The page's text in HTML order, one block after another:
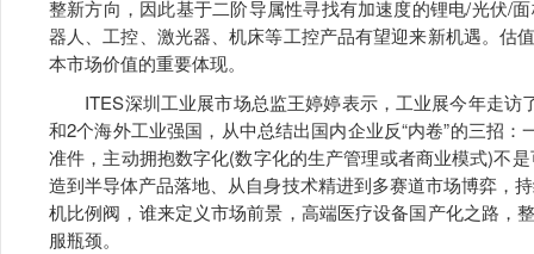
整新方向，因此基于二阶导属性寻找有加速度的锂电/光伏/
器人、工控、激光器、机床等工控产品有望迎来新机遇。估
本市场价值的重要体现。
ITES深圳工业展市场总监王婷婷表示，工业展今年走访
和2个海外工业强国，从中总结出国内企业反“内卷”的三招
准件，主动拥抱数字化(数字化的生产管理或者商业模式)不
造到半导体产品落地、从自身技术精进到多赛道市场博弈，
机比例阀，谁来定义市场前景，高端医疗设备国产化之路，
服瓶颈。